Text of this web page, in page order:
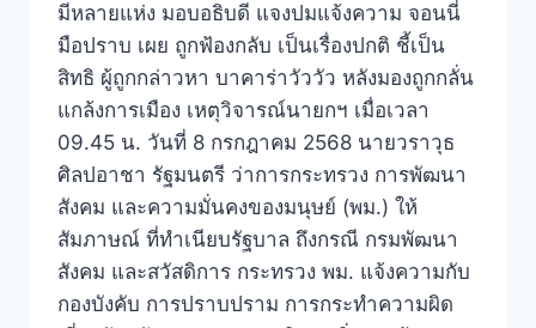
มีหลายแห่ง มอบอธิบดี แจงปมแจ้งความ จอนนี่
มือปราบ เผย ถูกฟ้องกลับ เป็นเรื่องปกติ ชี้เป็น
สิทธิ ผู้ถูกกล่าวหา บาคาร่าวัววัว หลังมองถูกกลั่น
แกล้งการเมือง เหตุวิจารณ์นายกฯ เมื่อเวลา
09.45 น. วันที่ 8 กรกฎาคม 2568 นายวราวุธ
ศิลปอาชา รัฐมนตรี ว่าการกระทรวง การพัฒนา
สังคม และความมั่นคงของมนุษย์ (พม.) ให้
สัมภาษณ์ ที่ทำเนียบรัฐบาล ถึงกรณี กรมพัฒนา
สังคม และสวัสดิการ กระทรวง พม. แจ้งความกับ
กองบังคับ การปราบปราม การกระทำความผิด